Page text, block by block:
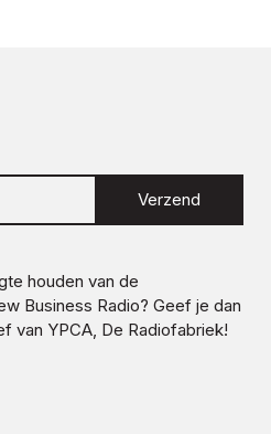
Verzend
houden van de
Business Radio? Geef je dan
van YPCA, De Radiofabriek!